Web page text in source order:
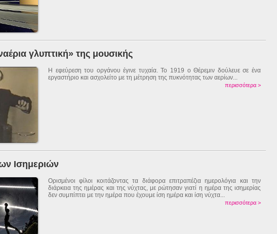
γλυπτική» της μουσικής
Η εφεύρεση του οργάνου έγινε τυχαία. Το 1919 ο Θέρεμιν δούλευε σε ένα
εργαστήριο και ασχολείτο με τη μέτρηση της πυκνότητας των αερίων...
περισσότερα >
Ισημεριών
Ορισμένοι φίλοι κοιτάζοντας τα διάφορα επιτραπέζια ημερολόγια και την
διάρκεια της ημέρας και της νύχτας, με ρώτησαν γιατί η ημέρα της ισημερίας
δεν συμπίπτει με την ημέρα που έχουμε ίση ημέρα και ίση νύχτα...
περισσότερα >